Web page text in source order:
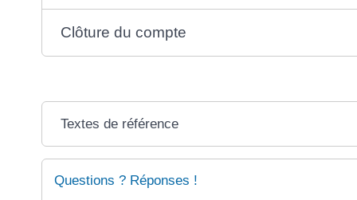
Clôture du compte
Textes de référence
Questions ? Réponses !